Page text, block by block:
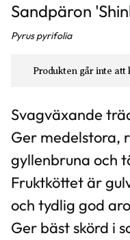
Sandpäron
Pyrus pyrifolia
Produkten går inte att
Svagväxande
Ger medelstora,
gyllenbruna och
Fruktköttet är
och tydlig god
Ger bäst skörd i